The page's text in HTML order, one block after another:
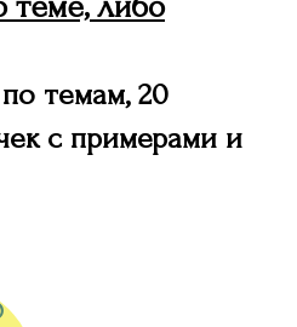
темам, 20
с примерами и